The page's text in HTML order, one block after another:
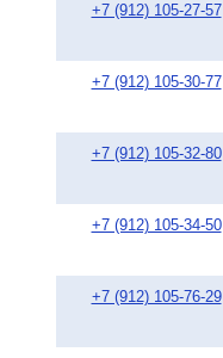
+7 (912) 105-27-57
+7 (912) 105-30-77
+7 (912) 105-32-80
+7 (912) 105-34-50
+7 (912) 105-76-29